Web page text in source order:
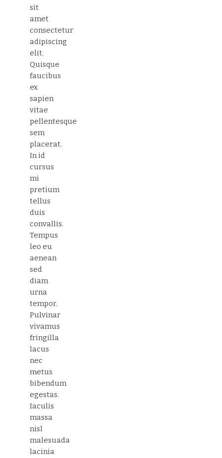
sit
amet
consectetur
adipiscing
elit.
Quisque
faucibus
ex
sapien
vitae
pellentesque
sem
placerat.
In id
cursus
mi
pretium
tellus
duis
convallis.
Tempus
leo eu
aenean
sed
diam
urna
tempor.
Pulvinar
vivamus
fringilla
lacus
nec
metus
bibendum
egestas.
Iaculis
massa
nisl
malesuada
lacinia